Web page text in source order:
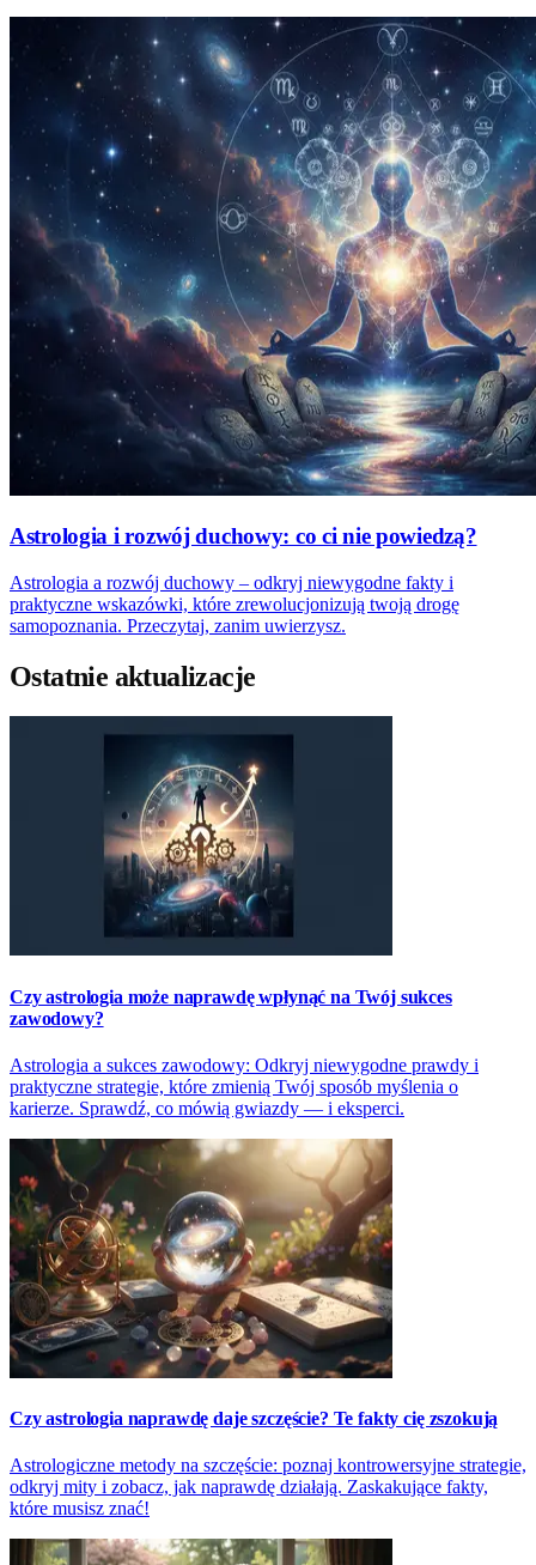
Astrologia i rozwój duchowy: co ci nie powiedzą?
Astrologia a rozwój duchowy – odkryj niewygodne fakty i
praktyczne wskazówki, które zrewolucjonizują twoją drogę
samopoznania. Przeczytaj, zanim uwierzysz.
Ostatnie aktualizacje
Czy astrologia może naprawdę wpłynąć na Twój sukces
zawodowy?
Astrologia a sukces zawodowy: Odkryj niewygodne prawdy i
praktyczne strategie, które zmienią Twój sposób myślenia o
karierze. Sprawdź, co mówią gwiazdy — i eksperci.
Czy astrologia naprawdę daje szczęście? Te fakty cię zszokują
Astrologiczne metody na szczęście: poznaj kontrowersyjne strategie,
odkryj mity i zobacz, jak naprawdę działają. Zaskakujące fakty,
które musisz znać!